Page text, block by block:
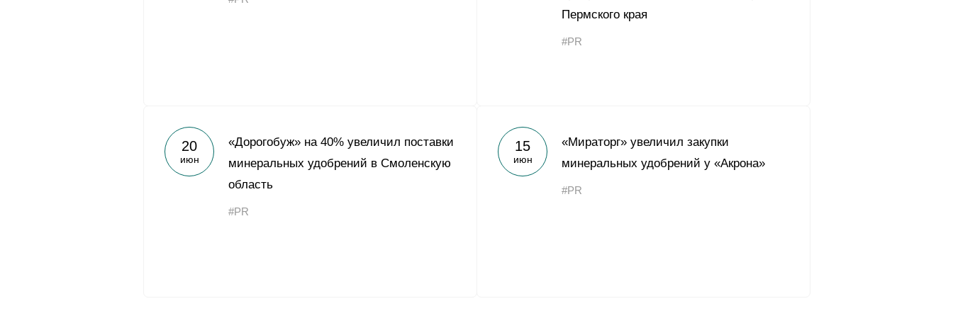
Пермского края
#PR
20
июн
«Дорогобуж» на 40% увеличил поставки
минеральных удобрений в Смоленскую
область
#PR
15
июн
«Мираторг» увеличил закупки
минеральных удобрений у «Акрона»
#PR